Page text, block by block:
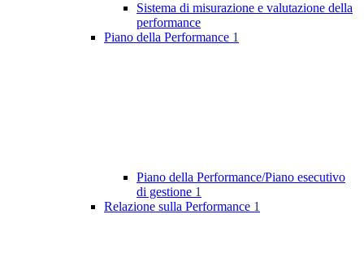
Sistema di misurazione e valutazione della
performance
Piano della Performance 1
Piano della Performance/Piano esecutivo
di gestione 1
Relazione sulla Performance 1